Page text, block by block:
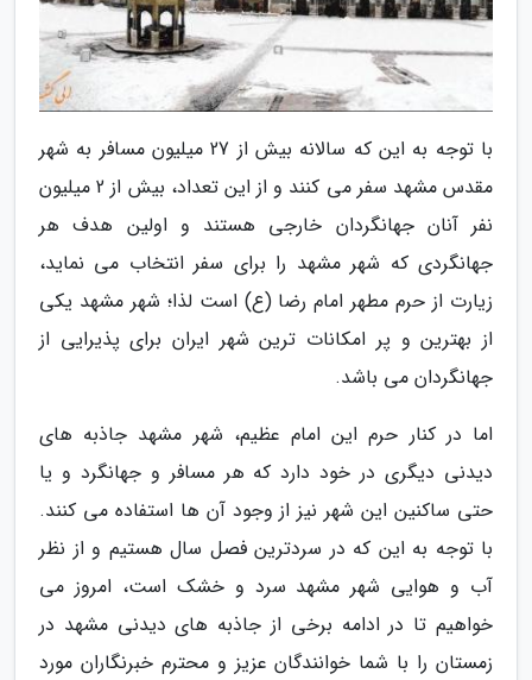
با توجه به این که سالانه بیش از 27 میلیون مسافر به شهر
مقدس مشهد سفر می کنند و از این تعداد، بیش از 2 میلیون
نفر آنان جهانگردان خارجی هستند و اولین هدف هر
جهانگردی که شهر مشهد را برای سفر انتخاب می نماید،
زیارت از حرم مطهر امام رضا (ع) است لذا؛ شهر مشهد یکی
از بهترین و پر امکانات ترین شهر ایران برای پذیرایی از
جهانگردان می باشد.
اما در کنار حرم این امام عظیم، شهر مشهد جاذبه های
دیدنی دیگری در خود دارد که هر مسافر و جهانگرد و یا
حتی ساکنین این شهر نیز از وجود آن ها استفاده می کنند.
با توجه به این که در سردترین فصل سال هستیم و از نظر
آب و هوایی شهر مشهد سرد و خشک است، امروز می
خواهیم تا در ادامه برخی از جاذبه های دیدنی مشهد در
زمستان را با شما خوانندگان عزیز و محترم خبرنگاران مورد